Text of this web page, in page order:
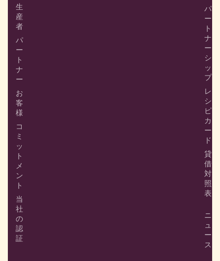
生
産
者
パ
ー
ト
ナ
ー
お
客
様
コ
ミ
ッ
ト
メ
ン
ト
当
社
の
認
証
パ
ー
ト
ナ
ー
シ
ッ
プ
レ
シ
ピ
カ
ー
ド
貸
借
対
照
表
ニ
ュ
ー
ス